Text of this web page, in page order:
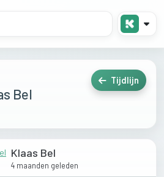
Bel
Tijdlijn
Klaas Bel
4 maanden geleden